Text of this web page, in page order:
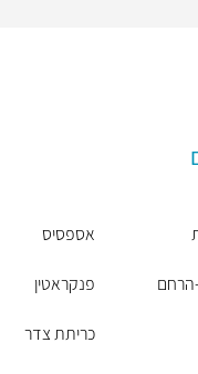
הרחם
אספסיס
פנקראטין
כריתת צדר